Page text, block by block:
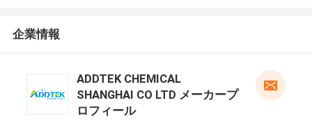
企業情報
ADDTEK CHEMICAL
SHANGHAI CO LTD メーカープ
ロフィール